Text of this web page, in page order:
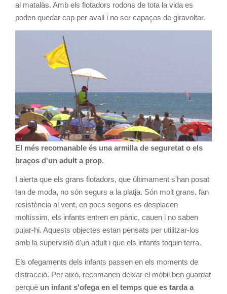
al matalàs. Amb els flotadors rodons de tota la vida es
poden quedar cap per avall i no ser capaços de giravoltar.
El més recomanable és una armilla de seguretat o els
braços d'un adult a prop.
I alerta que els grans flotadors, que últimament s'han posat
tan de moda, no són segurs a la platja. Són molt grans, fan
resistència al vent, en pocs segons es desplacen
moltíssim, els infants entren en pànic, cauen i no saben
pujar-hi. Aquests objectes estan pensats per utilitzar-los
amb la supervisió d'un adult i que els infants toquin terra.
Els ofegaments dels infants passen en els moments de
distracció. Per això, recomanen deixar el mòbil ben guardat
perquè un infant s'ofega en el temps que es tarda a